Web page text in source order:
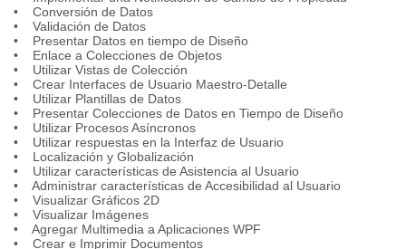
• Conversión de Datos
• Validación de Datos
• Presentar Datos en tiempo de Diseño
• Enlace a Colecciones de Objetos
• Utilizar Vistas de Colección
• Crear Interfaces de Usuario Maestro-Detalle
• Utilizar Plantillas de Datos
• Presentar Colecciones de Datos en Tiempo de Diseño
• Utilizar Procesos Asíncronos
• Utilizar respuestas en la Interfaz de Usuario
• Localización y Globalización
• Utilizar características de Asistencia al Usuario
• Administrar características de Accesibilidad al Usuario
• Visualizar Gráficos 2D
• Visualizar Imágenes
• Agregar Multimedia a Aplicaciones WPF
• Crear e Imprimir Documentos